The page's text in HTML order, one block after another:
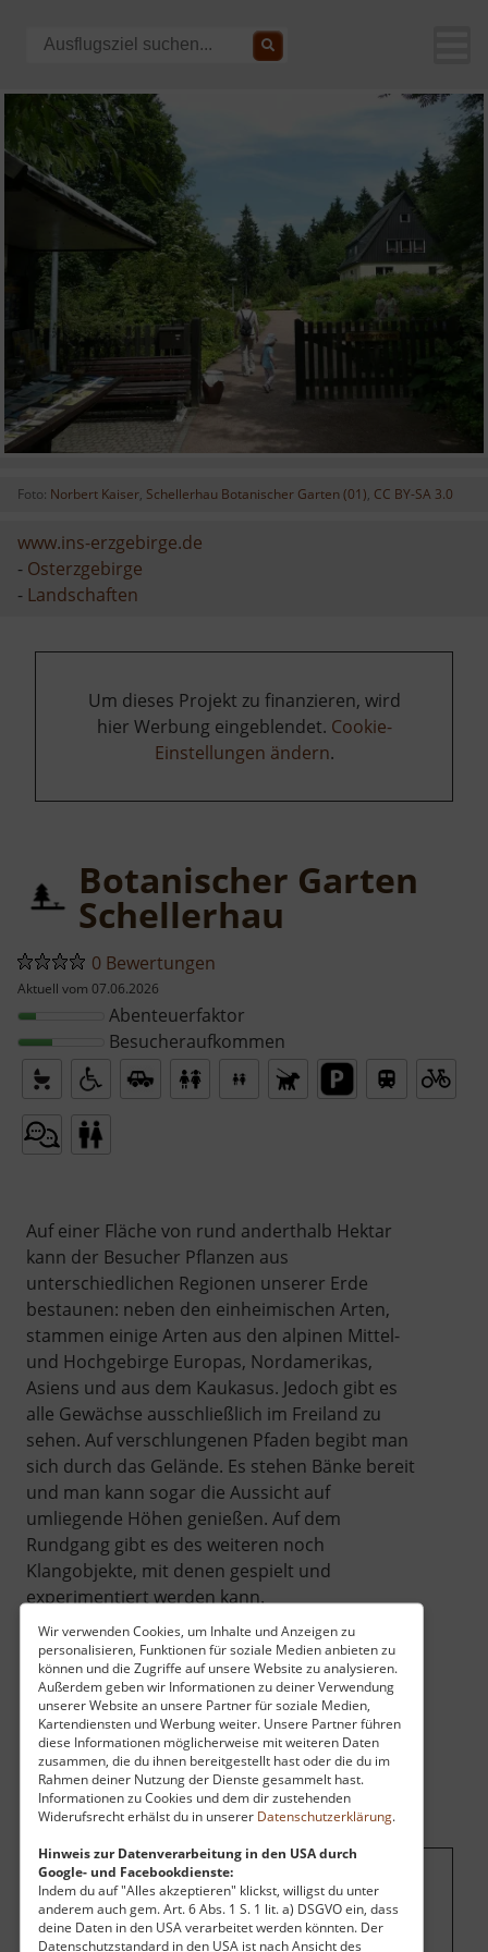
Wir verwenden Cookies, um Inhalte und Anzeigen zu
personalisieren, Funktionen für soziale Medien anbieten zu
können und die Zugriffe auf unsere Website zu analysieren.
Außerdem geben wir Informationen zu deiner Verwendung
unserer Website an unsere Partner für soziale Medien,
Kartendiensten und Werbung weiter. Unsere Partner führen
diese Informationen möglicherweise mit weiteren Daten
zusammen, die du ihnen bereitgestellt hast oder die du im
Rahmen deiner Nutzung der Dienste gesammelt hast.
Informationen zu Cookies und dem dir zustehenden
Widerufsrecht erhälst du in unserer Datenschutzerklärung.
Hinweis zur Datenverarbeitung in den USA durch
Google- und Facebookdienste:
Indem du auf "Alles akzeptieren" klickst, willigst du unter
anderem auch gem. Art. 6 Abs. 1 S. 1 lit. a) DSGVO ein, dass
deine Daten in den USA verarbeitet werden könnten. Der
Datenschutzstandard in den USA ist nach Ansicht des
Foto: Norbert Kaiser, Schellerhau Botanischer Garten (01), CC BY-SA 3.0
www.ins-erzgebirge.de
- Osterzgebirge
- Landschaften
Um dieses Projekt zu finanzieren, wird
hier Werbung eingeblendet. Cookie-
Einstellungen ändern.
Botanischer Garten
Schellerhau
0 Bewertungen
Aktuell vom 07.06.2026
Abenteuerfaktor
Besucheraufkommen
Auf einer Fläche von rund anderthalb Hektar
kann der Besucher Pflanzen aus
unterschiedlichen Regionen unserer Erde
bestaunen: neben den einheimischen Arten,
stammen einige Arten aus den alpinen Mittel-
und Hochgebirge Europas, Nordamerikas,
Asiens und aus dem Kaukasus. Jedoch gibt es
alle Gewächse ausschließlich im Freiland zu
sehen. Auf verschlungenen Pfaden begibt man
sich durch das Gelände. Es stehen Bänke bereit
und man kann sogar die Aussicht auf
umliegende Höhen genießen. Auf dem
Rundgang gibt es des weiteren noch
Klangobjekte, mit denen gespielt und
experimentiert werden kann.
Um dieses Projekt zu finanzieren, wird
hier Werbung eingeblendet.Cookie-